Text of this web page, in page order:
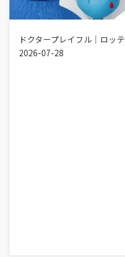
ドクタープレイフル｜ロッテ
2026-07-28